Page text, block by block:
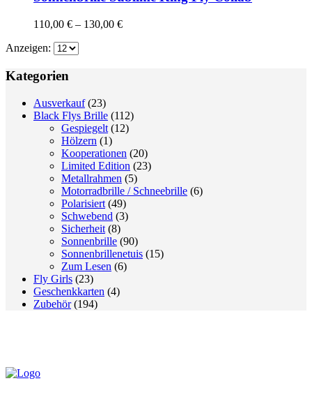
Produktseite
werden
auf.
werden
110,00 € – 130,00 €Preisspanne:
Anzeigen:
Kategorien
Ausverkauf (23)
Black Flys Brille (112)
Gespiegelt (12)
Hölzern (1)
Kooperationen (20)
Limited Edition (23)
Metallrahmen (5)
Motorradbrille / Schneebrille (6)
Polarisiert (49)
Schwebend (3)
Sicherheit (8)
Sonnenbrille (90)
Sonnenbrillenetuis (15)
Zum Lesen (6)
Fly Girls (23)
Geschenkkarten (4)
Zubehör (194)